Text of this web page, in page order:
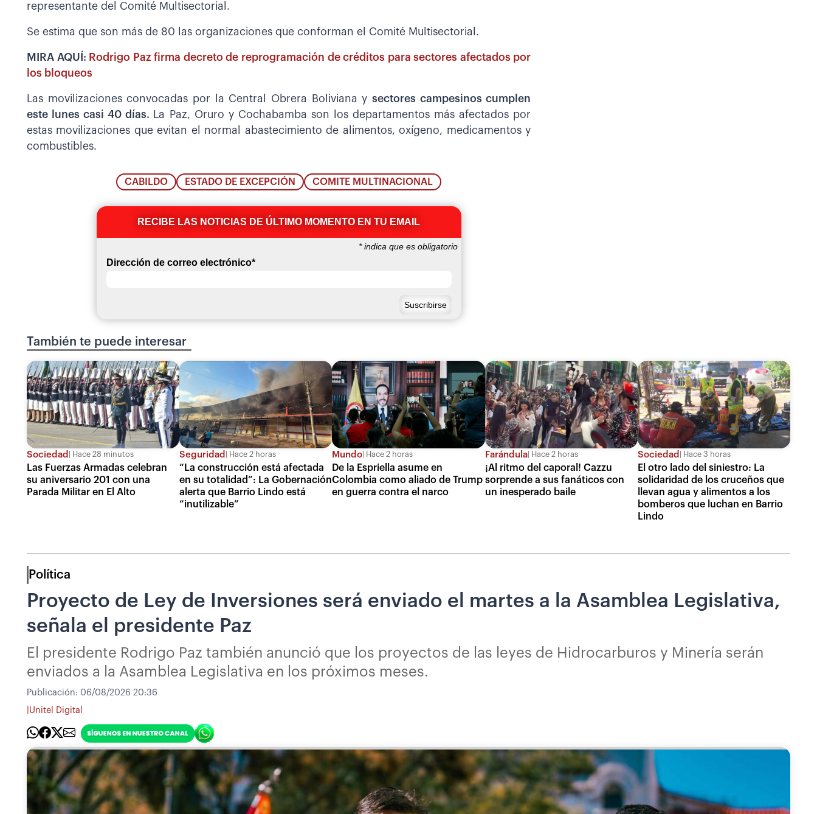
representante del Comité Multisectorial.
Se estima que son más de 80 las organizaciones que conforman el Comité Multisectorial.
MIRA AQUÍ: Rodrigo Paz firma decreto de reprogramación de créditos para sectores afectados por
los bloqueos
Las movilizaciones convocadas por la Central Obrera Boliviana y sectores campesinos cumplen
este lunes casi 40 días. La Paz, Oruro y Cochabamba son los departamentos más afectados por
estas movilizaciones que evitan el normal abastecimiento de alimentos, oxígeno, medicamentos y
combustibles.
CABILDO ESTADO DE EXCEPCIÓN COMITE MULTINACIONAL
RECIBE LAS NOTICIAS DE ÚLTIMO MOMENTO EN TU EMAIL
*indica que es obligatorio
Dirección de correo electrónico*
También te puede interesar
Sociedad Hace 28 minutos
Las Fuerzas Armadas celebran
su aniversario 201 con una
Parada Militar en El Alto
Seguridad Hace 2 horas
“La construcción está afectada
en su totalidad”: La Gobernación
alerta que Barrio Lindo está
“inutilizable”
Mundo Hace 2 horas
De la Espriella asume en
Colombia como aliado de Trump
en guerra contra el narco
Farándula Hace 2 horas
¡Al ritmo del caporal! Cazzu
sorprende a sus fanáticos con
un inesperado baile
Sociedad Hace 3 horas
El otro lado del siniestro: La
solidaridad de los cruceños que
llevan agua y alimentos a los
bomberos que luchan en Barrio
Lindo
Política
Proyecto de Ley de Inversiones será enviado el martes a la Asamblea Legislativa,
señala el presidente Paz
El presidente Rodrigo Paz también anunció que los proyectos de las leyes de Hidrocarburos y Minería serán
enviados a la Asamblea Legislativa en los próximos meses.
Publicación: 06/08/2026 20:36
Unitel Digital